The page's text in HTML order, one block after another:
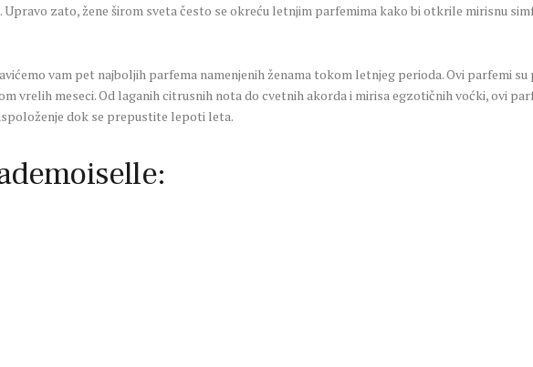
Upravo zato, žene širom sveta često se okreću letnjim parfemima kako bi otkrile mirisnu
vam pet najboljih parfema namenjenih ženama tokom letnjeg perioda. Ovi parfemi
vrelih meseci. Od laganih citrusnih nota do cvetnih akorda i mirisa egzotičnih voćki, ovi
dok se prepustite lepoti leta.